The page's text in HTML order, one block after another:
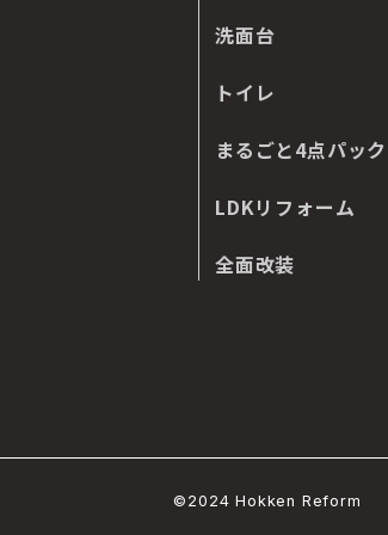
洗面台
トイレ
まるごと4点パック
LDKリフォーム
全面改装
©2024 Hokken Reform